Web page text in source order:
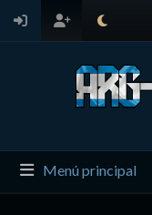
Menú principal